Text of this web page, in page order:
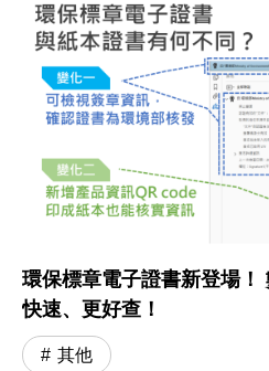
環保標章電子證書新登場！
快速、更好查！
其他